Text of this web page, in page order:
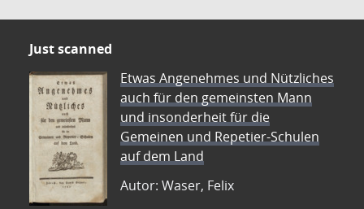
Just scanned
Etwas Angenehmes und Nützliches
auch für den gemeinsten Mann
und insonderheit für die
Gemeinen und Repetier-Schulen
auf dem Land
Autor: Waser, Felix